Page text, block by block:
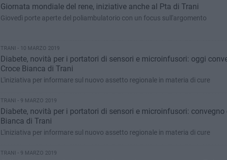
Giornata mondiale del rene, iniziative anche al Pta di Trani
Giovedì porte aperte del poliambulatorio con un focus sull'argomento
TRANI - 10 MARZO 2019
Diabete, novità per i portatori di sensori e microinfusori: oggi
Croce Bianca di Trani
L'iniziativa per informare sul nuovo assetto regionale in materia di cure
TRANI - 9 MARZO 2019
Diabete, novità per i portatori di sensori e microinfusori: convegno
Bianca di Trani
L'iniziativa per informare sul nuovo assetto regionale in materia di cure
TRANI - 9 MARZO 2019